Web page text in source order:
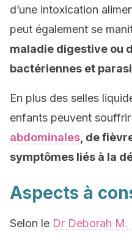
d’une intoxication
peut également se
maladie digestive ou
bactériennes et
En plus des selles
enfants peuvent
abdominales , de
symptômes liés à la
Aspects à
Selon le Dr Deborah M.